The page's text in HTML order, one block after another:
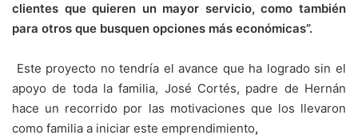
clientes que quieren un mayor servicio, como también
para otros que busquen opciones más económicas”.
Este proyecto no tendría el avance que ha logrado sin el
apoyo de toda la familia, José Cortés, padre de Hernán
hace un recorrido por las motivaciones que los llevaron
como familia a iniciar este emprendimiento,